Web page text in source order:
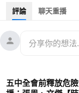
00:06
市場綜述：特
02:56
07:20小摩:這並不是
08:54
評論 聊天重播
五中全會前釋放危